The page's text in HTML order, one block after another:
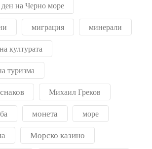
на Черно море
миграция минерали
културата
туризма
Михаил Греков
монета море
Морско казино